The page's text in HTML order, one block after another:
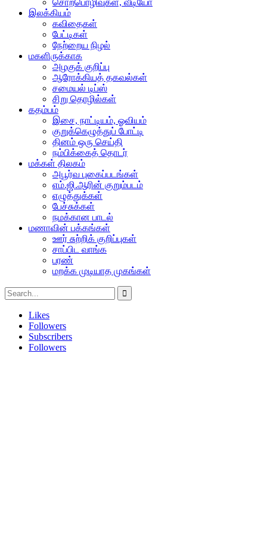
இலக்கியம்
கவிதைகள்
பேட்டிகள்
நேற்றைய நிழல்
மகளிருக்காக
அழகுக் குறிப்பு
ஆரோக்கியத் தகவல்கள்
சமையல் டிப்ஸ்
சிறு தொழில்கள்
கதம்பம்
இசை, நாட்டியம், ஓவியம்
குறுக்கெழுத்துப் போட்டி
தினம் ஒரு செய்தி
நம்பிக்கைத் தொடர்
மக்கள் திலகம்
அபூர்வ புகைப்படங்கள்
எம்.ஜி.ஆரின் குறும்படம்
எழுத்துக்கள்
பேச்சுக்கள்
நமக்கான பாடல்
மணாவின் பக்கங்கள்
ஊர் சுற்றிக் குறிப்புகள்
சாப்பிட வாங்க
பரண்
மறக்க முடியாத முகங்கள்
Likes
Followers
Subscribers
Followers